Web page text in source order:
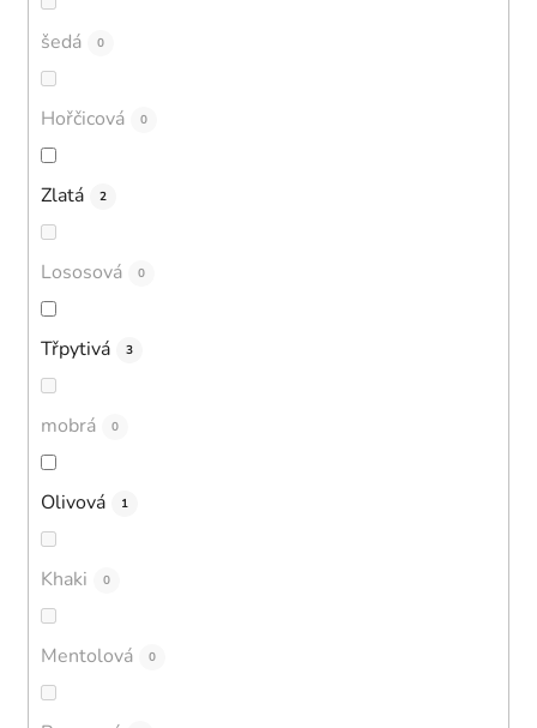
šedá 0
Hořčicová 0
Zlatá 2
Lososová 0
Třpytivá 3
mobrá 0
Olivová 1
Khaki 0
Mentolová 0